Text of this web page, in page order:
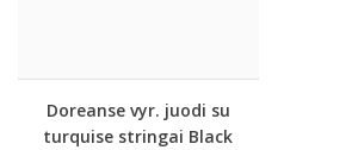
Doreanse vyr. juodi su
turquise stringai Black